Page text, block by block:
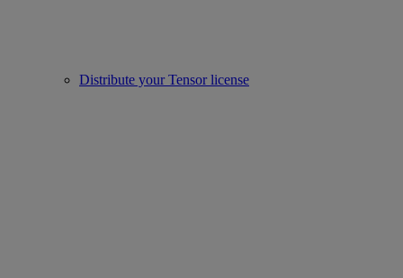
Distribute your Tensor license